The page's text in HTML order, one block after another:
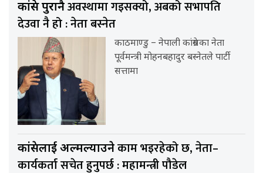
कांग्रेस पुरानैअवस्थामा गइसक्यो, अबको सभापति
देउवा नै हो : नेता बस्नेत
काठमाण्डु – नेपाली कांग्रेसका नेता
पूर्वमन्त्री मोहनबहादुर बस्नेतले पार्टी
सत्तामा
कांग्रेसलाई अल्मल्याउनेकाम भइरहेको छ, नेता–
कार्यकर्ता सचेत हुनुपर्छ : महामन्त्री पौडेल